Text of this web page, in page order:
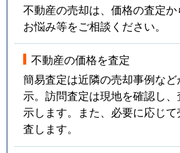
不動産の売却は、価格の査定か
お悩み等をご相談ください。
不動産の価格を査定
簡易査定は近隣の売却事例な
示。訪問査定は現地を確認し
示します。また、必要に応じ
査します。